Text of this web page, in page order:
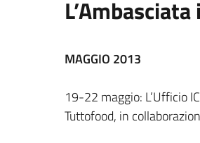
MAGGIO 2013
19-22 maggio: L’Ufficio
Tuttofood, in